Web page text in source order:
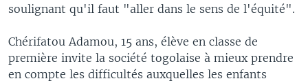
soulignant qu'il faut "aller dans le sens de l'équité".
Chérifatou Adamou, 15 ans, élève en classe de
première invite la société togolaise à mieux prendre
en compte les difficultés auxquelles les enfants